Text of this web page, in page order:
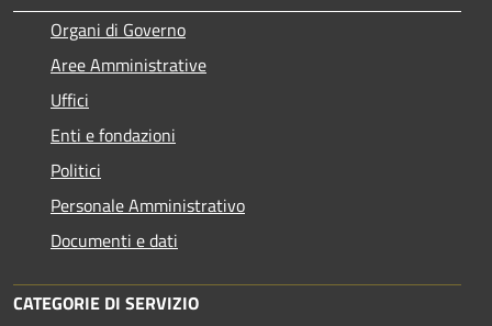
Organi di Governo
Aree Amministrative
Uffici
Enti e fondazioni
Politici
Personale Amministrativo
Documenti e dati
CATEGORIE DI SERVIZIO